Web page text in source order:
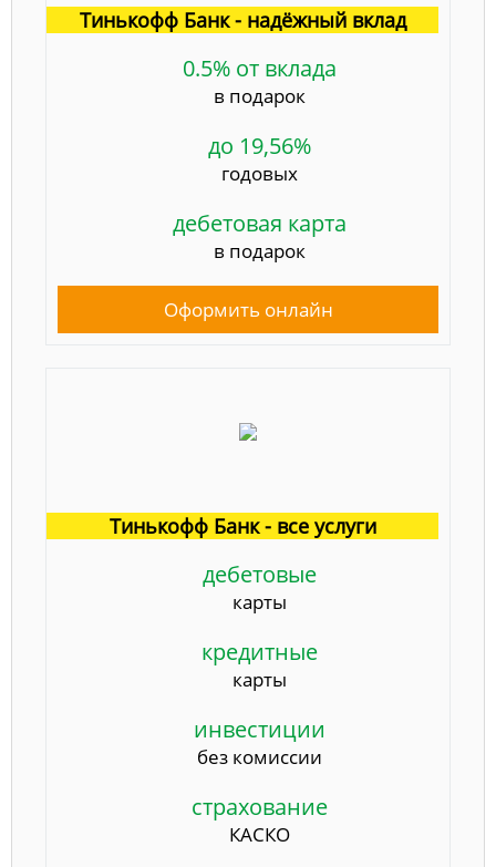
Тинькофф Банк - надёжный вклад
0.5% от вклада
в подарок
до 19,56%
годовых
дебетовая карта
в подарок
Оформить онлайн
Тинькофф Банк - все услуги
дебетовые
карты
кредитные
карты
инвестиции
без комиссии
страхование
КАСКО